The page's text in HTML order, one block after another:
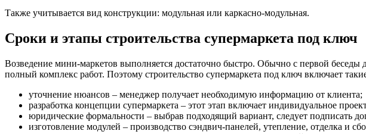
Также учитывается вид конструкции: модульная или каркасно-модульная.
Сроки и этапы строительства супермаркета под ключ
Возведение мини-маркетов выполняется достаточно быстро. Обычно с первой
полный комплекс работ. Поэтому строительство супермаркета под ключ включает
уточнение нюансов – менеджер получает необходимую информацию от клиента;
разработка концепции супермаркета – этот этап включает индивидуальное
юридические формальности – выбрав подходящий вариант, следует подписать
изготовление модулей – производство сэндвич-панелей, утепление, отделка и